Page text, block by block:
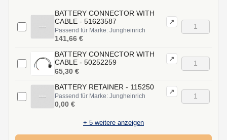
BATTERY CONNECTOR WITH
CABLE - 51623587
Passend für Marke: Jungheinrich
↗
141,66 €
BATTERY CONNECTOR WITH
CABLE - 50252259
↗
65,30 €
BATTERY RETAINER - 115250
Passend für Marke: Jungheinrich
↗
0,00 €
+ 5 weitere anzeigen